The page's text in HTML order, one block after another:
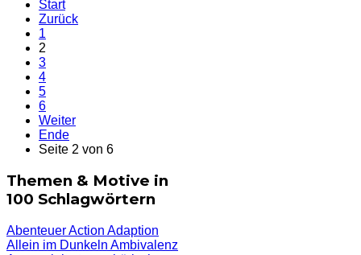
Start
Zurück
1
2
3
4
5
6
Weiter
Ende
Seite 2 von 6
Themen & Motive in
100 Schlagwörtern
AbenteuerAction Adaption
Allein im Dunkeln Ambivalenz